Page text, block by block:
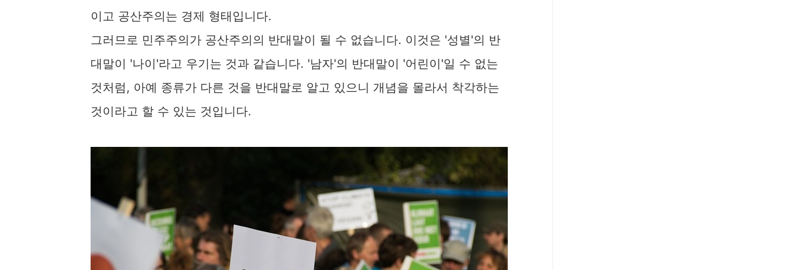
이고 공산주의는 경제 형태입니다.
그러므로 민주주의가 공산주의의 반대말이 될 수 없습니다. 이것은 '성별'의 반
대말이 '나이'라고 우기는 것과 같습니다. '남자'의 반대말이 '어린이'일 수 없는
것처럼, 아예 종류가 다른 것을 반대말로 알고 있으니 개념을 몰라서 착각하는
것이라고 할 수 있는 것입니다.